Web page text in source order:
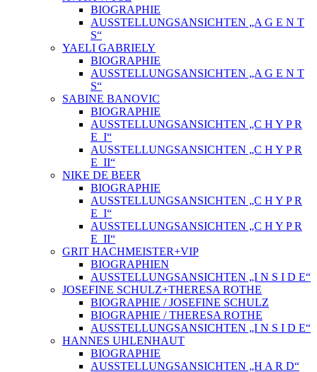
BIOGRAPHIE
AUSSTELLUNGSANSICHTEN „A G E N T
S“
YAELI GABRIELY
BIOGRAPHIE
AUSSTELLUNGSANSICHTEN „A G E N T
S“
SABINE BANOVIC
BIOGRAPHIE
AUSSTELLUNGSANSICHTEN „C H Y P R
E_I“
AUSSTELLUNGSANSICHTEN „C H Y P R
E_II“
NIKE DE BEER
BIOGRAPHIE
AUSSTELLUNGSANSICHTEN „C H Y P R
E_I“
AUSSTELLUNGSANSICHTEN „C H Y P R
E_II“
GRIT HACHMEISTER+VIP
BIOGRAPHIEN
AUSSTELLUNGSANSICHTEN „I N S I D E“
JOSEFINE SCHULZ+THERESA ROTHE
BIOGRAPHIE / JOSEFINE SCHULZ
BIOGRAPHIE / THERESA ROTHE
AUSSTELLUNGSANSICHTEN „I N S I D E“
HANNES UHLENHAUT
BIOGRAPHIE
AUSSTELLUNGSANSICHTEN „H A R D“